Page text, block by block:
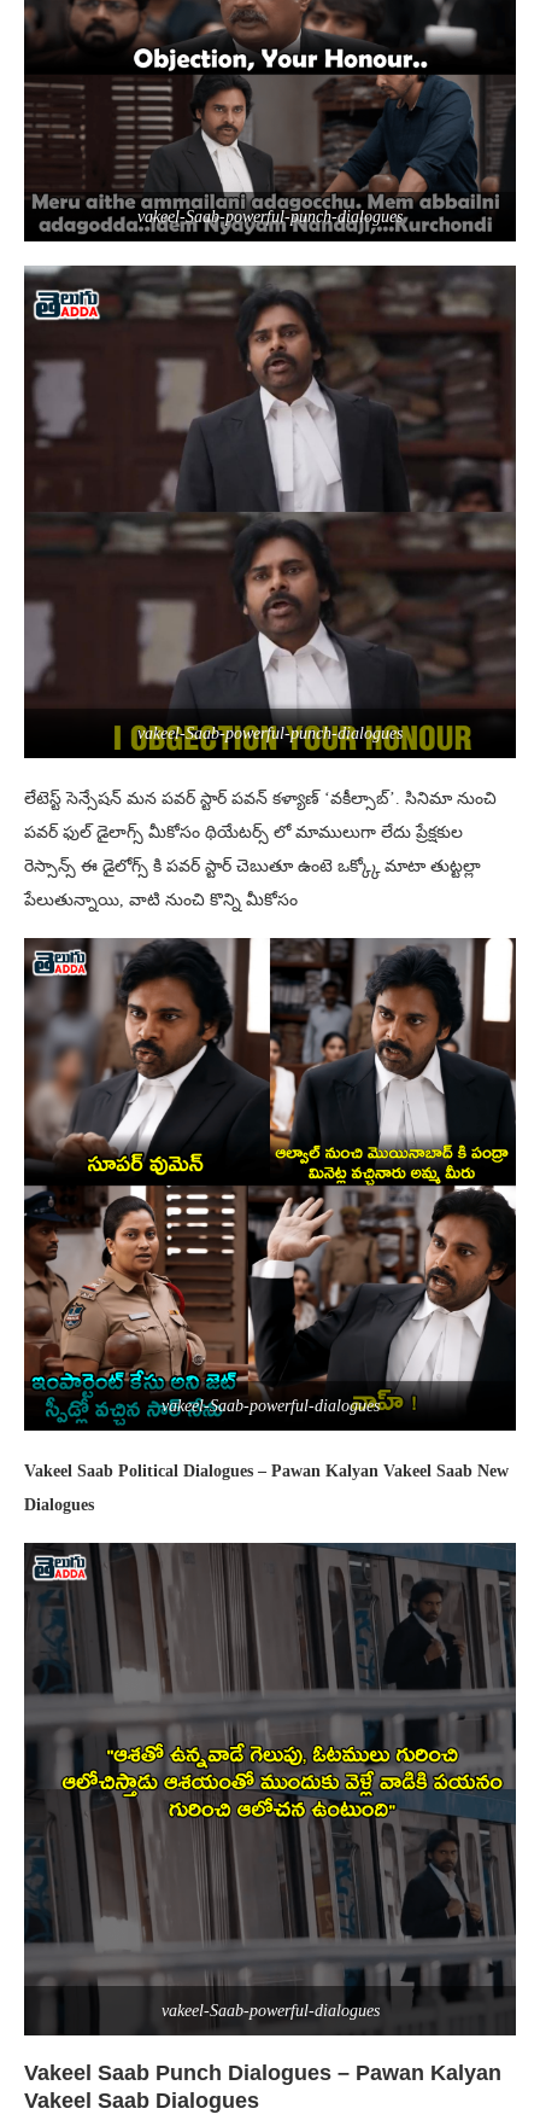
vakeel-Saab-powerful-punch-dialogues
vakeel-Saab-powerful-punch-dialogues
లేటెస్ట్ సెన్సేషన్ మన పవర్ స్టార్ పవన్ కళ్యాణ్ ‘వకీల్సాబ్’. సినిమా నుంచి
పవర్ ఫుల్ డైలాగ్స్ మీకోసం థియేటర్స్ లో మాములుగా లేదు ప్రేక్షకుల
రెస్సాన్స్ ఈ డైలోగ్స్ కి పవర్ స్టార్ చెబుతూ ఉంటె ఒక్క్కో మాటా తుట్టల్లా
పేలుతున్నాయి, వాటి నుంచి కొన్ని మీకోసం
vakeel-Saab-powerful-dialogues
Vakeel Saab Political Dialogues – Pawan Kalyan Vakeel Saab New
Dialogues
vakeel-Saab-powerful-dialogues
Vakeel Saab Punch Dialogues – Pawan Kalyan
Vakeel Saab Dialogues